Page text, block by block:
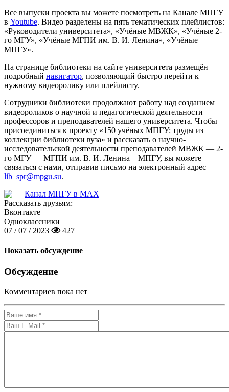
Все выпуски проекта вы можете посмотреть на Канале МПГУ
в Youtube. Видео разделены на пять тематических плейлистов:
«Руководители университета», «Учёные МВЖК», «Учёные 2-
го МГУ», «Учёные МГПИ им. В. И. Ленина», «Учёные
МПГУ».
На странице библиотеки на сайте университета размещён
подробный навигатор, позволяющий быстро перейти к
нужному видеоролику или плейлисту.
Сотрудники библиотеки продолжают работу над созданием
видеороликов о научной и педагогической деятельности
профессоров и преподавателей нашего университета. Чтобы
присоединиться к проекту «150 учёных МПГУ: труды из
коллекции библиотеки вуза» и рассказать о научно-
исследовательской деятельности преподавателей МВЖК — 2-
го МГУ — МГПИ им. В. И. Ленина – МПГУ, вы можете
связаться с нами, отправив письмо на электронный адрес
lib_spr@mpgu.su.
Канал МПГУ в MAX
Рассказать друзьям:
Вконтакте
Одноклассники
07 / 07 / 2023
427
Показать обсуждение
Обсуждение
Комментариев пока нет